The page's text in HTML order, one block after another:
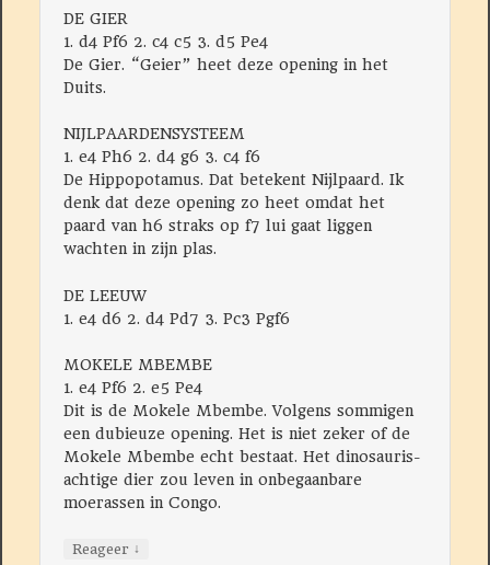
DE GIER
1. d4 Pf6 2. c4 c5 3. d5 Pe4
De Gier. “Geier” heet deze opening in het
Duits.
NIJLPAARDENSYSTEEM
1. e4 Ph6 2. d4 g6 3. c4 f6
De Hippopotamus. Dat betekent Nijlpaard. Ik
denk dat deze opening zo heet omdat het
paard van h6 straks op f7 lui gaat liggen
wachten in zijn plas.
DE LEEUW
1. e4 d6 2. d4 Pd7 3. Pc3 Pgf6
MOKELE MBEMBE
1. e4 Pf6 2. e5 Pe4
Dit is de Mokele Mbembe. Volgens sommigen
een dubieuze opening. Het is niet zeker of de
Mokele Mbembe echt bestaat. Het dinosauris-
achtige dier zou leven in onbegaanbare
moerassen in Congo.
Reageer ↓